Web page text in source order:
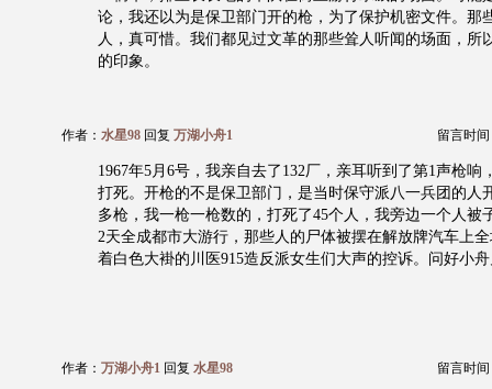
论，我还以为是保卫部门开的枪，为了保护机密文件。那
人，真可惜。我们都见过文革的那些耸人听闻的场面，所
的印象。
作者： 水星98 回复 万湖小舟1 留言时间
1967年5月6号，我亲自去了132厂，亲耳听到了第1声枪响
打死。开枪的不是保卫部门，是当时保守派八一兵团的人
多枪，我一枪一枪数的，打死了45个人，我旁边一个人被
2天全成都市大游行，那些人的尸体被摆在解放牌汽车上
着白色大褂的川医915造反派女生们大声的控诉。问好小
作者： 万湖小舟1 回复 水星98 留言时间